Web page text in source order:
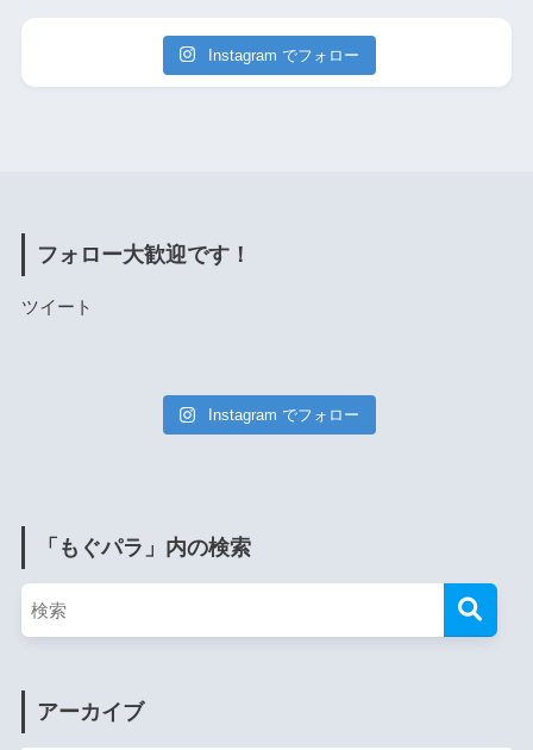
Instagram でフォロー
フォロー大歓迎です！
ツイート
Instagram でフォロー
「もぐパラ」内の検索
アーカイブ